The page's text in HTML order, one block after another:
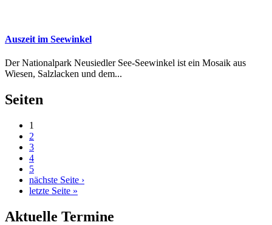
Auszeit im Seewinkel
Der Nationalpark Neusiedler See-Seewinkel ist ein Mosaik aus
Wiesen, Salzlacken und dem...
Seiten
1
2
3
4
5
nächste Seite ›
letzte Seite »
Aktuelle Termine